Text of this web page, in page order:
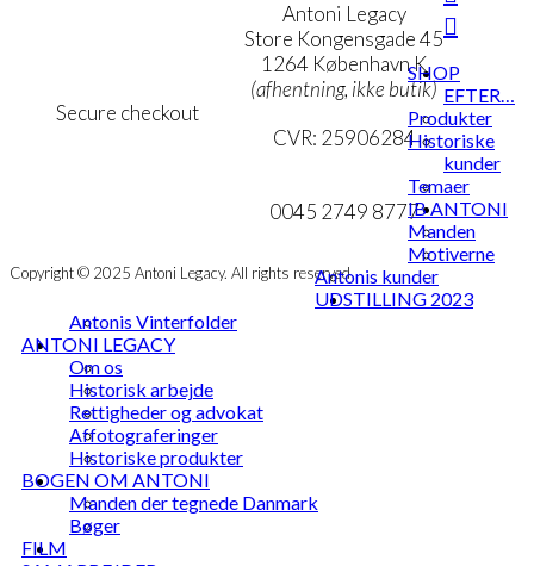
Secure checkout
Antoni Legacy
Store Kongensgade 45
1264 København K
(afhentning, ikke butik)
CVR: 25906284
mail@ibantoni.com
0045 2749 8777
Copyright © 2025 Antoni Legacy. All rights reserved
SHOP
EFTER…
Produkter
Historiske
kunder
Temaer
IB ANTONI
Manden
Motiverne
Antonis kunder
UDSTILLING 2023
Antonis Vinterfolder
ANTONI LEGACY
Om os
Historisk arbejde
Rettigheder og advokat
Affotograferinger
Historiske produkter
BOGEN OM ANTONI
Manden der tegnede Danmark
Bøger
FILM